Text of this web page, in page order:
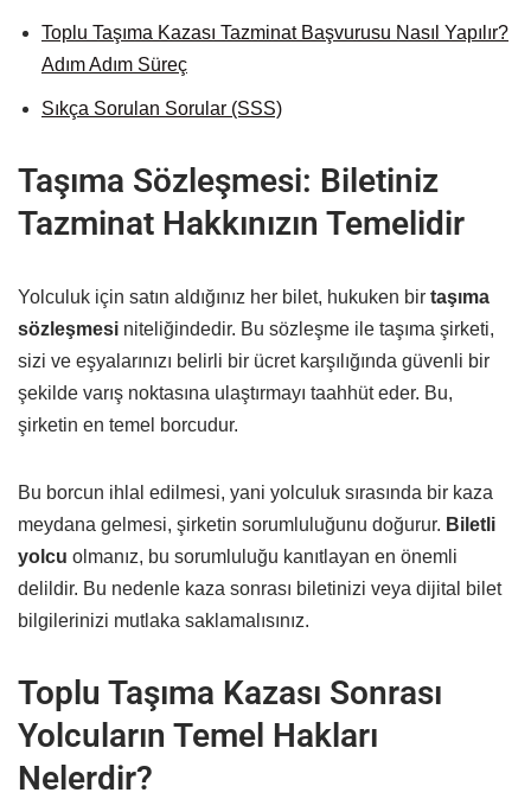
Toplu Taşıma Kazası Tazminat Başvurusu Nasıl Yapılır?
Adım Adım Süreç
Sıkça Sorulan Sorular (SSS)
Taşıma Sözleşmesi: Biletiniz
Tazminat Hakkınızın Temelidir
Yolculuk için satın aldığınız her bilet, hukuken bir taşıma
sözleşmesi niteliğindedir. Bu sözleşme ile taşıma şirketi,
sizi ve eşyalarınızı belirli bir ücret karşılığında güvenli bir
şekilde varış noktasına ulaştırmayı taahhüt eder. Bu,
şirketin en temel borcudur.
Bu borcun ihlal edilmesi, yani yolculuk sırasında bir kaza
meydana gelmesi, şirketin sorumluluğunu doğurur. Biletli
yolcu olmanız, bu sorumluluğu kanıtlayan en önemli
delildir. Bu nedenle kaza sonrası biletinizi veya dijital bilet
bilgilerinizi mutlaka saklamalısınız.
Toplu Taşıma Kazası Sonrası
Yolcuların Temel Hakları
Nelerdir?